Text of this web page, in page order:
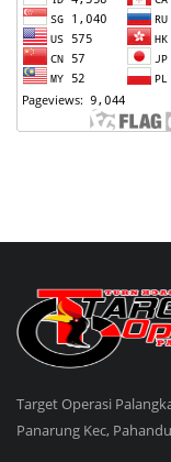
Target Operasi
Panarung Kec,